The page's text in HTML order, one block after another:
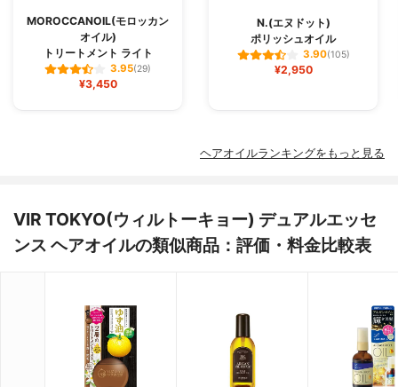
MOROCCANOIL(モロッカン
オイル)
トリートメント ライト
3.95(29)
¥3,450
N.(エヌドット)
ポリッシュオイル
3.90(105)
¥2,950
ヘアオイルランキングをもっと見る
VIR TOKYO(ウィルトーキョー) デュアルエッセ
ンス ヘアオイルの類似商品：評価・料金比較表